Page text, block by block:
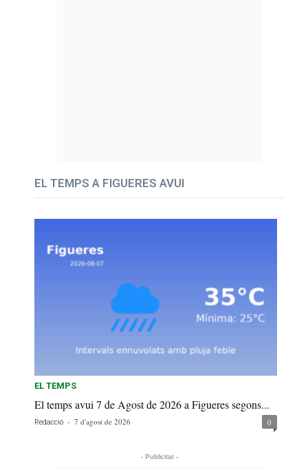
EL TEMPS A FIGUERES AVUI
EL TEMPS
El temps avui 7 de Agost de 2026 a Figueres segons...
Redacció - 7 d'agost de 2026 0
- Publicitat -